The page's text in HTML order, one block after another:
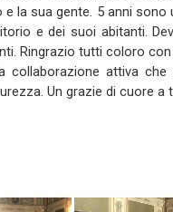
e la sua gente. 5 anni
e dei suoi abitanti.
Ringrazio tutti coloro
collaborazione attiva che
Un grazie di cuore a